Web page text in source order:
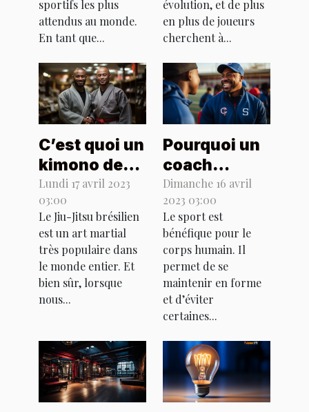
sportifs les plus
attendus au monde.
En tant que...
sportifs en
ligne ?
évolution, et de plus
en plus de joueurs
cherchent à...
C’est quoi un
kimono de
JJB ?
Lundi 17 avril 2023
03:00
Le Jiu-Jitsu brésilien
est un art martial
très populaire dans
le monde entier. Et
bien sûr, lorsque
nous...
Pourquoi un
coach
sportif est-il
important ?
Dimanche 16 avril
2023 03:00
Le sport est
bénéfique pour le
corps humain. Il
permet de se
maintenir en forme
et d’éviter
certaines...